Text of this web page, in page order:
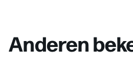
Anderen